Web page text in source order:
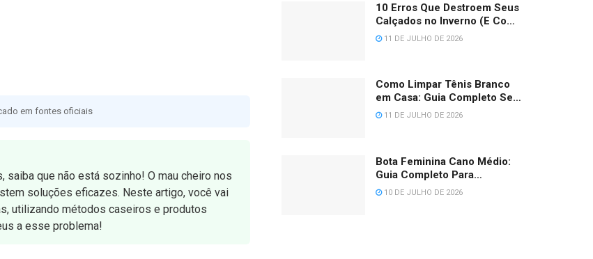
em fontes oficiais
que não está sozinho! O mau cheiro nos
soluções eficazes. Neste artigo, você vai
utilizando métodos caseiros e produtos
a esse problema!
10 Erros Que Destroem Seus
Calçados no Inverno (E Como
Evitar Cada Um) 2026
11 DE JULHO DE 2026
Como Limpar Tênis Branco
em Casa: Guia Completo Sem
Amarelar (2026)
11 DE JULHO DE 2026
Bota Feminina Cano Médio:
Guia Completo Para
Escolher, Medir e Combinar
10 DE JULHO DE 2026